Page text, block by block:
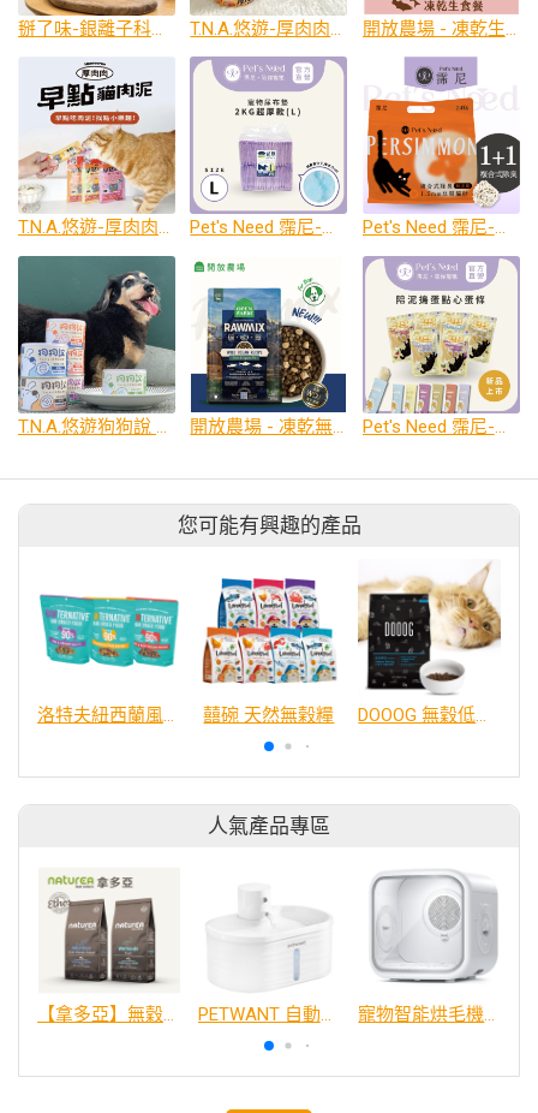
掰了味-銀離子科學環境除臭噴霧 T.N.A.悠遊-厚肉肉營養主食貓罐 開放農場 - 凍乾生食系列 - 雙鮮鮭鱈主食餐 - 全齡貓
T.N.A.悠遊-厚肉肉早點貓肉泥 Pet's Need 霈尼-重磅超厚款尿布墊 Pet's Need 霈尼-複合式除臭豆腐貓砂
您可能有興趣的產品
洛特夫紐西蘭風乾主食犬糧 囍碗 天然無榖糧 DOOOG 無穀低敏貓糧 2.27KG
人氣產品專區
【拿多亞】無穀低敏 犬糧 PETWANT 自動感應無線寵物飲水機 W4-L 寵物智能烘毛機75L